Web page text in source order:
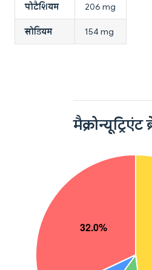
पोटैशियम 206 mg
सोडियम 154 mg
मैक्रोन्यूट्रिएंट